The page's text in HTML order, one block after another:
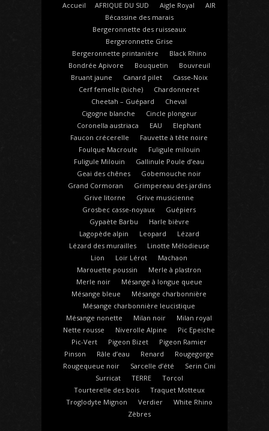
Accueil AFRIQUE DU SUD Aigle Royal
AIR
Bécassine des marais
Bergeronnette des ruisseaux
Bergeronnette Grise
Bergeronnette printanière
Black Rhino
Bondrée Apivore
Bouquetin
Bouvreuil
Bruant jaune
Canard pilet
Casse-Noix
Cerf femelle (biche)
Chardonneret
Cheetah – Guépard
Cheval
Cigogne blanche
Cincle plongeur
Coronella austriaca
EAU
Elephant
Faucon crécerelle
Fauvette à tête noire
Foulque Macroule
Fuligule milouin
Fuligule Milouin
Gallinule Poule d’eau
Geai des chênes
Gobemouche noir
Grand Cormoran
Grimpereau des jardins
Grive litorne
Grive musicienne
Grosbec casse-noyaux
Guépiers
Gypaète Barbu
Harle bièvre
Lagopède alpin
Leopard
Lézard
Lézard des murailles
Linotte Mélodieuse
Lion
Loir Lérot
Machaon
Marouette poussin
Merle à plastron
Merle noir
Mésange à longue queue
Mésange bleue
Mésange charbonnière
Mésange charbonnière leucistique
Mésange nonette
Milan noir
Milan royal
Nette rousse
Niverolle Alpine
Pic Epeiche
Pic-Vert
Pigeon Bizet
Pigeon Ramier
Pinson
Râle d’eau Renard
Rougegorge
Rougequeue noir
Sarcelle d’été
Serin Cini
Surricat
TERRE
Torcol
Tourterelle des bois
Traquet Motteux
Troglodyte Mignon
Verdier
White Rhino
Zèbres